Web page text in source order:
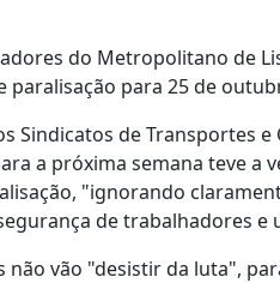
do Metropolitano de
paralisação para 25 de
Sindicatos de Transportes e
a próxima semana teve
"ignorando
de trabalhadores e
vão "desistir da luta",